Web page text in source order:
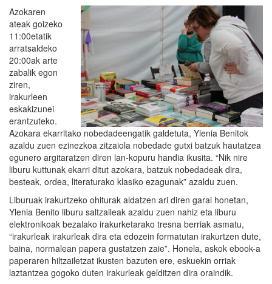
Azokaren
ateak goizeko
11:00etatik
arratsaldeko
20:00ak arte
zabalik egon
ziren,
irakurleen
eskakizunei
erantzuteko.
Azokara ekarritako nobedadeengatik galdetuta, Ylenia Benitok
azaldu zuen ezinezkoa zitzaiola nobedade gutxi batzuk hautatzea
egunero argitaratzen diren lan-kopuru handia ikusita. “Nik nire
liburu kuttunak ekarri ditut azokara, batzuk nobedadeak dira,
besteak, ordea, literaturako klasiko ezagunak” azaldu zuen.
Liburuak irakurtzeko ohiturak aldatzen ari diren garai honetan,
Ylenia Benito liburu saltzaileak azaldu zuen nahiz eta liburu
elektronikoak bezalako irakurketarako tresna berriak asmatu,
“irakurleak irakurleak dira eta edozein formatutan irakurtzen dute,
baina, normalean papera gustatzen zaie”. Honela, askok ebook-a
paperaren hiltzailetzat ikusten bazuten ere, eskuekin orriak
laztantzea gogoko duten irakurleak gelditzen dira oraindik.